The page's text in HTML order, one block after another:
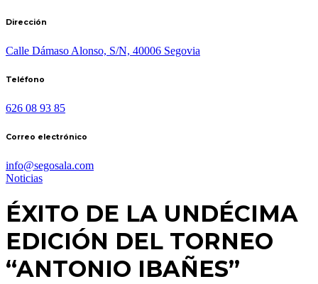
Dirección
Calle Dámaso Alonso, S/N, 40006 Segovia
Teléfono
626 08 93 85
Correo electrónico
info@segosala.com
Noticias
ÉXITO DE LA UNDÉCIMA
EDICIÓN DEL TORNEO
“ANTONIO IBAÑES”